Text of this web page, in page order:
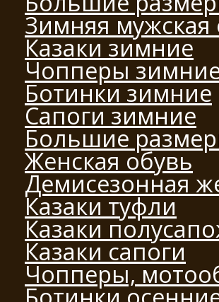
Зимняя мужская
Казаки зимние
Чопперы
Ботинки зимние
Сапоги зимние
Большие
Женская обувь
Демисезонная
Казаки туфли
Казаки
Казаки сапоги
Чопперы,